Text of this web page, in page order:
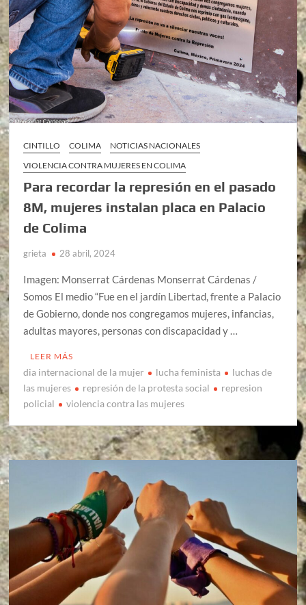
CINTILLO COLIMA
NOTICIAS NACIONALES
VIOLENCIA CONTRA MUJERES EN COLIMA
Para recordar la represión en el pasado
8M, mujeres instalan placa en Palacio
de Colima
grieta 28 abril, 2024
Imagen: Monserrat Cárdenas Monserrat Cárdenas /
Somos El medio “Fue en el jardín Libertad, frente a Palacio
de Gobierno, donde nos congregamos mujeres, infancias,
adultas mayores, personas con discapacidad y …
LEER MÁS
dia internacional de la mujer lucha feminista
luchas de
las mujeres
represión de la protesta social
represion
policial
violencia contra las mujeres